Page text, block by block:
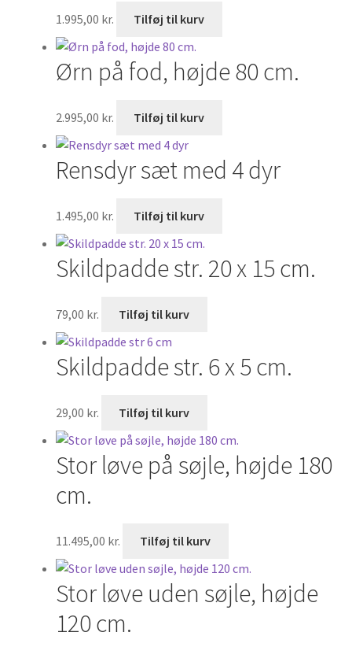
1.995,00 kr. Tilføj til kurv
Ørn på fod, højde 80 cm.
2.995,00 kr. Tilføj til kurv
Rensdyr sæt med 4 dyr
1.495,00 kr. Tilføj til kurv
Skildpadde str. 20 x 15 cm.
79,00 kr. Tilføj til kurv
Skildpadde str. 6 x 5 cm.
29,00 kr. Tilføj til kurv
Stor løve på søjle, højde 180
cm.
11.495,00 kr. Tilføj til kurv
Stor løve uden søjle, højde
120 cm.